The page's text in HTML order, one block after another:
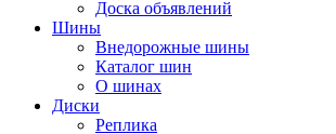
Доска объявлений
Шины
Внедорожные шины
Каталог шин
О шинах
Диски
Реплика